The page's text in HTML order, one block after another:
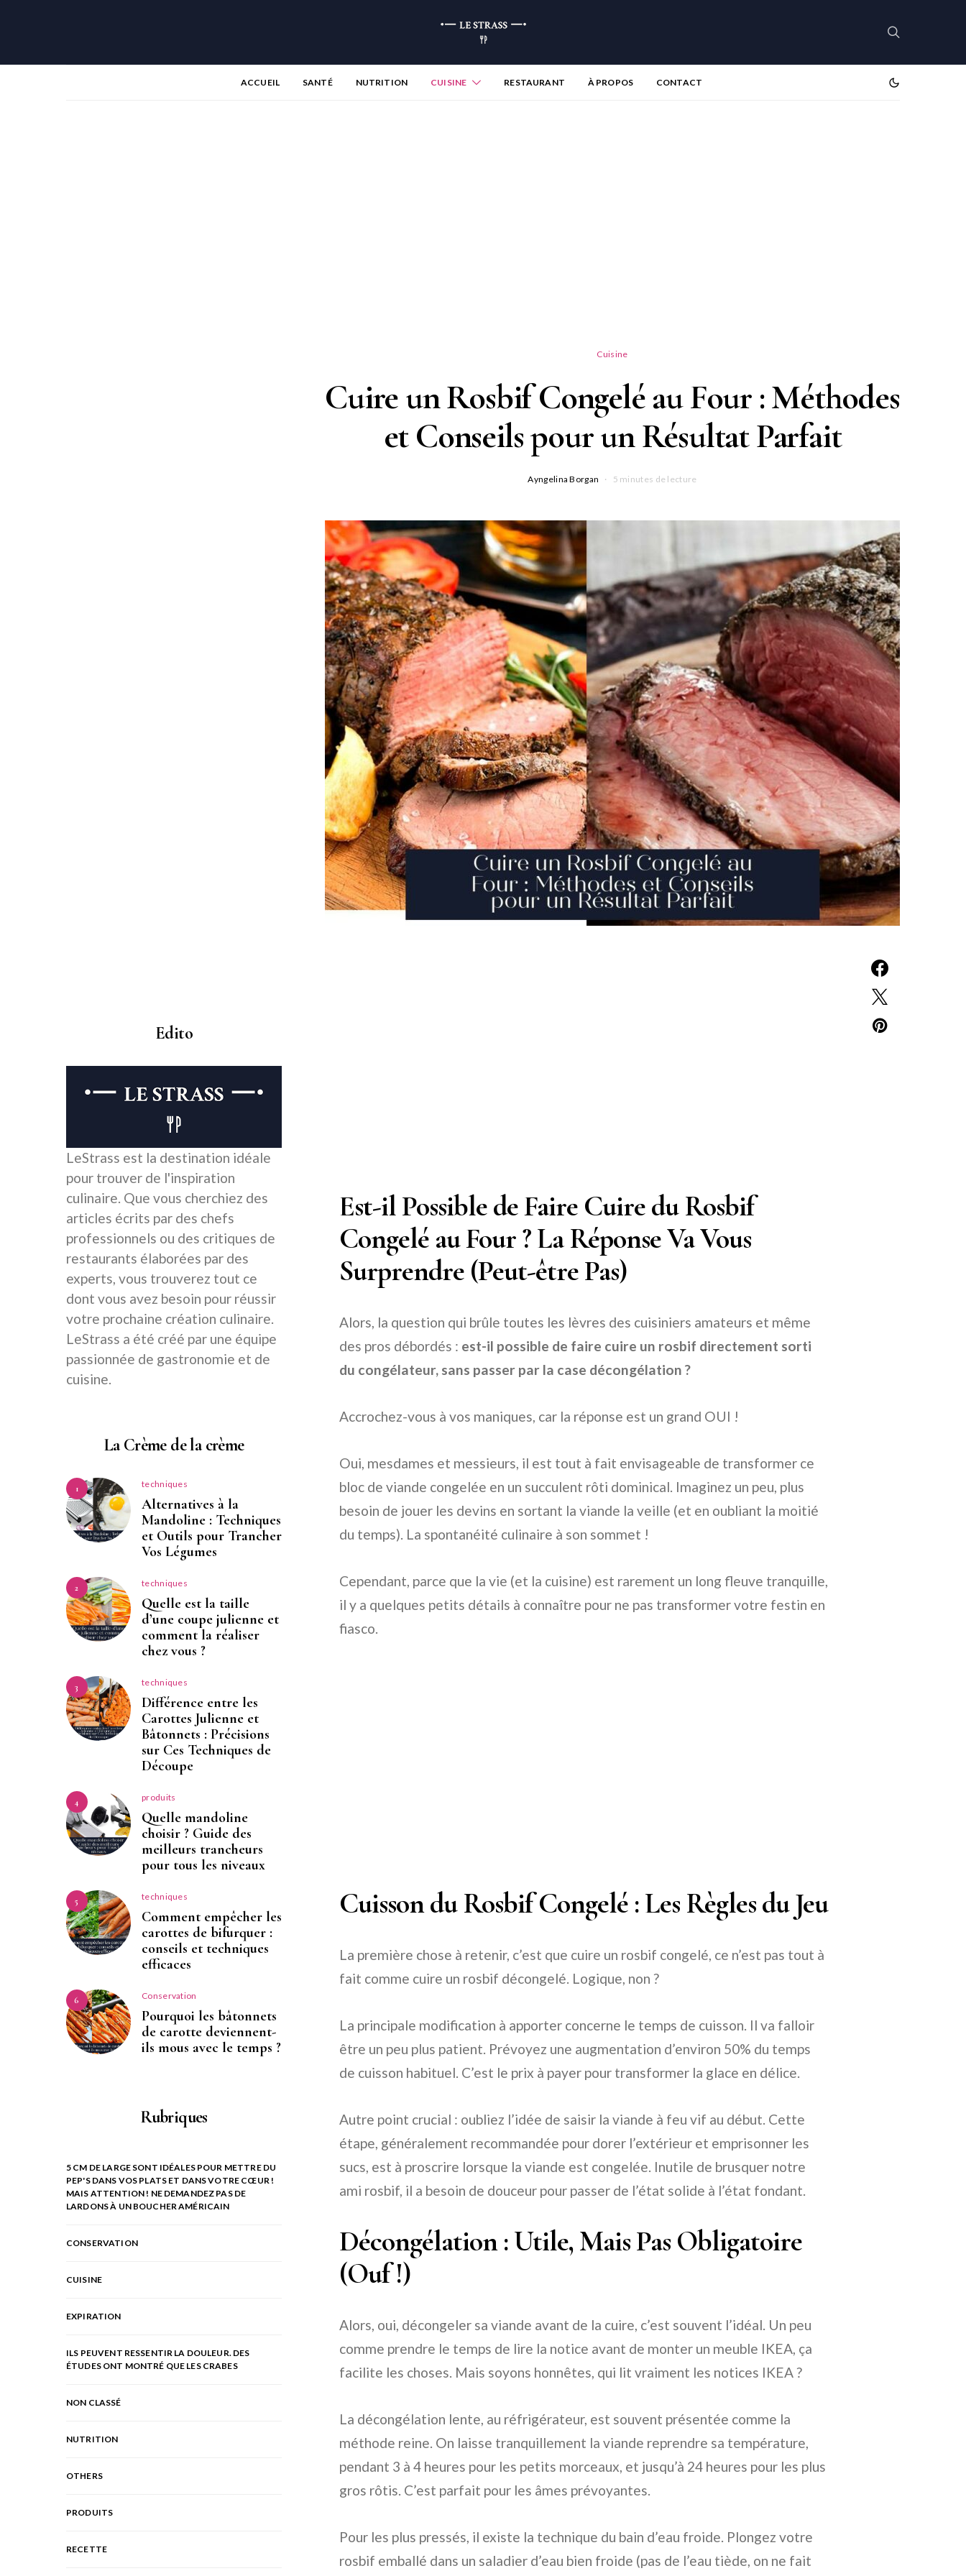
ACCUEIL SANTÉ NUTRITION CUISINE RESTAURANT À PROPOS CONTACT
Cuisine
Cuire un Rosbif Congelé au Four : Méthodes
et Conseils pour un Résultat Parfait
Ayngelina Borgan 5 minutes de lecture
Est-il Possible de Faire Cuire du Rosbif
Congelé au Four ? La Réponse Va Vous
Surprendre (Peut-être Pas)
Alors, la question qui brûle toutes les lèvres des cuisiniers amateurs et même
des pros débordés : est-il possible de faire cuire un rosbif directement sorti
du congélateur, sans passer par la case décongélation ?
Accrochez-vous à vos maniques, car la réponse est un grand OUI !
Oui, mesdames et messieurs, il est tout à fait envisageable de transformer ce
bloc de viande congelée en un succulent rôti dominical. Imaginez un peu, plus
besoin de jouer les devins en sortant la viande la veille (et en oubliant la moitié
du temps). La spontanéité culinaire à son sommet !
Cependant, parce que la vie (et la cuisine) est rarement un long fleuve tranquille,
il y a quelques petits détails à connaître pour ne pas transformer votre festin en
fiasco.
Cuisson du Rosbif Congelé : Les Règles du Jeu
La première chose à retenir, c’est que cuire un rosbif congelé, ce n’est pas tout à
fait comme cuire un rosbif décongelé. Logique, non ?
La principale modification à apporter concerne le temps de cuisson. Il va falloir
être un peu plus patient. Prévoyez une augmentation d’environ 50% du temps
de cuisson habituel. C’est le prix à payer pour transformer la glace en délice.
Autre point crucial : oubliez l’idée de saisir la viande à feu vif au début. Cette
étape, généralement recommandée pour dorer l’extérieur et emprisonner les
sucs, est à proscrire lorsque la viande est congelée. Inutile de brusquer notre
ami rosbif, il a besoin de douceur pour passer de l’état solide à l’état fondant.
Décongélation : Utile, Mais Pas Obligatoire
(Ouf !)
Alors, oui, décongeler sa viande avant de la cuire, c’est souvent l’idéal. Un peu
comme prendre le temps de lire la notice avant de monter un meuble IKEA, ça
facilite les choses. Mais soyons honnêtes, qui lit vraiment les notices IKEA ?
La décongélation lente, au réfrigérateur, est souvent présentée comme la
méthode reine. On laisse tranquillement la viande reprendre sa température,
pendant 3 à 4 heures pour les petits morceaux, et jusqu’à 24 heures pour les plus
gros rôtis. C’est parfait pour les âmes prévoyantes.
Pour les plus pressés, il existe la technique du bain d’eau froide. Plongez votre
rosbif emballé dans un saladier d’eau bien froide (pas de l’eau tiède, on ne fait
Edito
LeStrass est la destination idéale
pour trouver de l'inspiration
culinaire. Que vous cherchiez des
articles écrits par des chefs
professionnels ou des critiques de
restaurants élaborées par des
experts, vous trouverez tout ce
dont vous avez besoin pour réussir
votre prochaine création culinaire.
LeStrass a été créé par une équipe
passionnée de gastronomie et de
cuisine.
La Crème de la crème
1 techniques
Alternatives à la
Mandoline : Techniques
et Outils pour Trancher
Vos Légumes
2 techniques
Quelle est la taille
d’une coupe julienne et
comment la réaliser
chez vous ?
3 techniques
Différence entre les
Carottes Julienne et
Bâtonnets : Précisions
sur Ces Techniques de
Découpe
4 produits
Quelle mandoline
choisir ? Guide des
meilleurs trancheurs
pour tous les niveaux
5 techniques
Comment empêcher les
carottes de bifurquer :
conseils et techniques
efficaces
6 Conservation
Pourquoi les bâtonnets
de carotte deviennent-
ils mous avec le temps ?
Rubriques
5 CM DE LARGE SONT IDÉALES POUR METTRE DU
PEP'S DANS VOS PLATS ET DANS VOTRE CŒUR !
MAIS ATTENTION ! NE DEMANDEZ PAS DE
LARDONS À UN BOUCHER AMÉRICAIN
CONSERVATION
CUISINE
EXPIRATION
ILS PEUVENT RESSENTIR LA DOULEUR. DES
ÉTUDES ONT MONTRÉ QUE LES CRABES
NON CLASSÉ
NUTRITION
OTHERS
PRODUITS
RECETTE